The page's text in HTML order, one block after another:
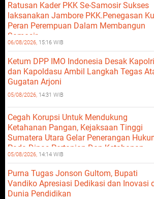
Ratusan Kader PKK Se-Samosir Sukses
laksanakan Jambore PKK.Penegasan
Peran Perempuan Dalam Membangun
Samosir.
06/08/2026, 15:16 WIB
Ketum DPP IMO Indonesia Desak Kapolri
dan Kapoldasu Ambil Langkah Tegas
Gugatan Arjoni
05/08/2026, 14:31 WIB
Cegah Korupsi Untuk Mendukung
Ketahanan Pangan, Kejaksaan Tinggi
Sumatera Utara Gelar Penerangan
Pada Dinas Pertanian Dan Ketahanan
Pangan
05/08/2026, 14:14 WIB
Purna Tugas Jonson Gultom, Bupati
Vandiko Apresiasi Dedikasi dan Inovasi
Dunia Pendidikan